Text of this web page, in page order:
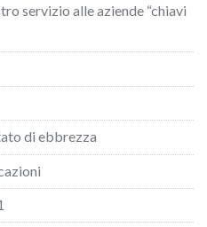
servizio alle aziende “chiavi
di ebbrezza